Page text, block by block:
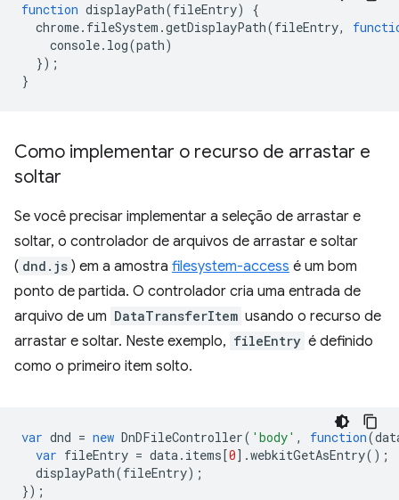
function displayPath(fileEntry)
{
chrome. fileSystem .getDisplayPath(fileEntry,
console. log(path)
});
}
Como implementar o recurso de arrastar e
soltar
Se você precisar implementar a seleção de arrastar e
soltar, o controlador de arquivos de arrastar e soltar
( dnd.js ) em a amostra filesystem-access é um bom
ponto de partida. O controlador cria uma entrada de
arquivo de um DataTransferItem usando o recurso de
arrastar e soltar. Neste exemplo, fileEntry é definido
como o primeiro item solto.
var dnd = new DnDFileController( 'body' , function(
var fileEntry = data. items[0].webkitGetAsEntry();
displayPath(fileEntry);
});